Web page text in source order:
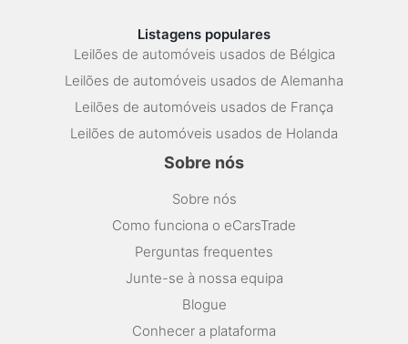
Listagens populares
Leilões de automóveis usados de Bélgica
Leilões de automóveis usados de Alemanha
Leilões de automóveis usados de França
Leilões de automóveis usados de Holanda
Sobre nós
Sobre nós
Como funciona o eCarsTrade
Perguntas frequentes
Junte-se à nossa equipa
Blogue
Conhecer a plataforma